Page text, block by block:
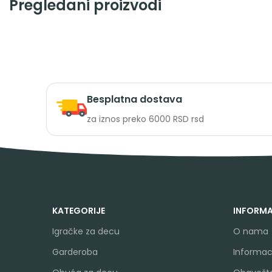
Pregledani proizvodi
Besplatna dostava
za iznos preko 6000 RSD rsd
KATEGORIJE
Igračke za decu
Garderoba
O nama